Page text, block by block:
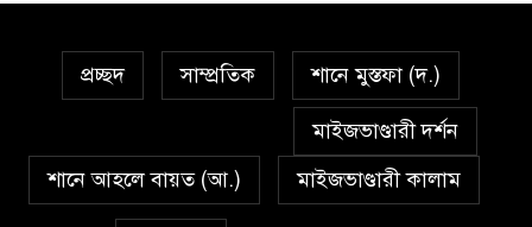
সর্বকালের সব সমস্যার সমাধানের
একমাত্র উপায় মহানবী (দঃ) আদর্শ
প্রেমাস্পদের গলি
প্রচ্ছদ সাম্প্রতিক শানে মুস্তফা (দ.)
শানে আহলে বায়ত (আ.)
মাইজভাণ্ডারী দর্শন
মাইজভাণ্ডারী কালাম